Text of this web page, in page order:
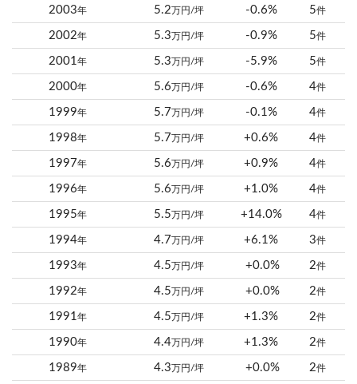
2003年 5.2 万円/坪 -0.6% 5件
2002年 5.3 万円/坪 -0.9% 5件
2001年 5.3 万円/坪 -5.9% 5件
2000年 5.6 万円/坪 -0.6% 4件
1999年 5.7 万円/坪 -0.1% 4件
1998年 5.7 万円/坪 +0.6% 4件
1997年 5.6 万円/坪 +0.9% 4件
1996年 5.6 万円/坪 +1.0% 4件
1995年 5.5 万円/坪 +14.0% 4件
1994年 4.7 万円/坪 +6.1% 3件
1993年 4.5 万円/坪 +0.0% 2件
1992年 4.5 万円/坪 +0.0% 2件
1991年 4.5 万円/坪 +1.3% 2件
1990年 4.4 万円/坪 +1.3% 2件
1989年 4.3 万円/坪 +0.0% 2件